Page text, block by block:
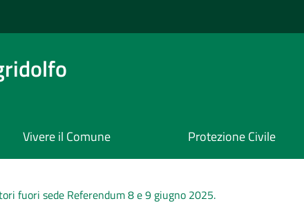
Vivere il Comune Protezione Civile
fuori sede Referendum 8 e 9 giugno 2025.